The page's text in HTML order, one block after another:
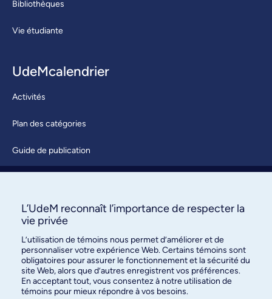
Bibliothèques
Vie étudiante
UdeMcalendrier
Activités
Plan des catégories
Guide de publication
À propos / Nous joindre
L’UdeM reconnaît l’importance de respecter la
vie privée
L’utilisation de témoins nous permet d’améliorer et de
personnaliser votre expérience Web. Certains témoins sont
obligatoires pour assurer le fonctionnement et la sécurité du
site Web, alors que d’autres enregistrent vos préférences.
En acceptant tout, vous consentez à notre utilisation de
témoins pour mieux répondre à vos besoins.